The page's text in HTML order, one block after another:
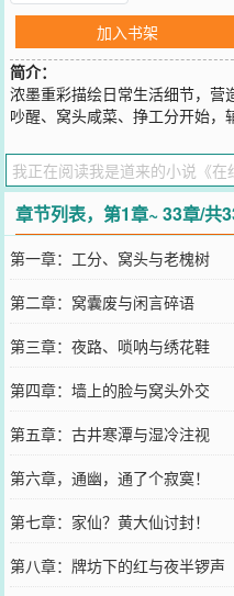
加入书架
简介：
浓墨重彩描绘日常生活细节，营
吵醒、窝头咸菜、挣工分开始，
您要是觉得《在红旗飘飘的年代
您QQ群和微博微信里的朋友推
章节列表，第1章~ 33章/共
第一章：工分、窝头与老槐树
第二章：窝囊废与闲言碎语
第三章：夜路、唢呐与绣花鞋
第四章：墙上的脸与窝头外交
第五章：古井寒潭与湿冷注视
第六章，通幽，通了个寂寞！
第七章：家仙？黄大仙讨封！
第八章：牌坊下的红与夜半锣声